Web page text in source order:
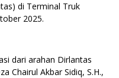
di Terminal Truk
2025.
dari arahan Dirlantas
Chairul Akbar Sidiq, S.H.,